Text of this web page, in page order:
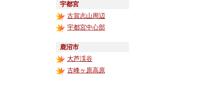
宇都宮
古賀志山周辺
宇都宮中心部
鹿沼市
大芦渓谷
古峰ヶ原高原